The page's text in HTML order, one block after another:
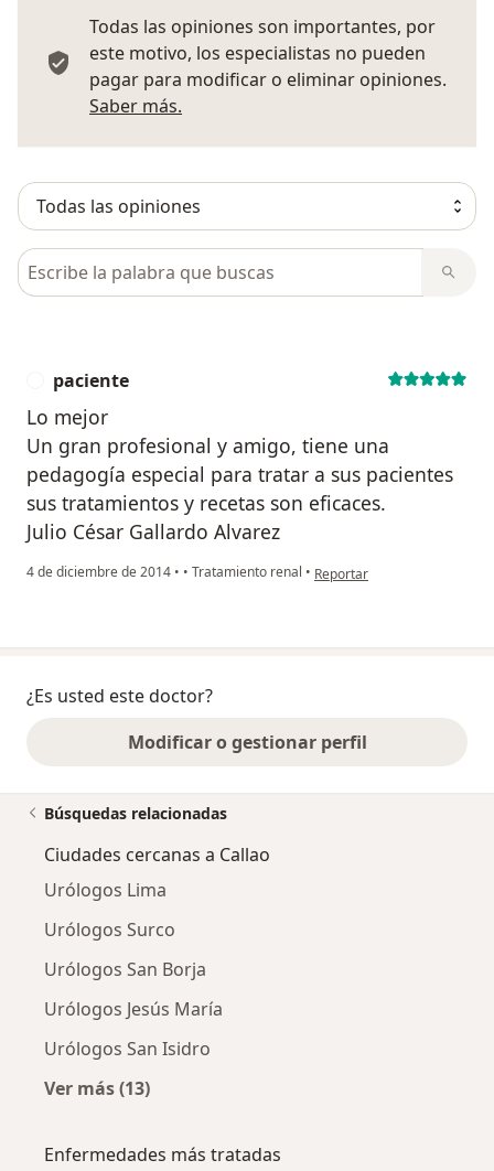
Todas las opiniones son importantes, por
este motivo, los especialistas no pueden
pagar para modificar o eliminar opiniones.
Saber más.
Busca en opiniones
paciente
Lo mejor
Un gran profesional y amigo, tiene una
pedagogía especial para tratar a sus pacientes
sus tratamientos y recetas son eficaces.
Julio César Gallardo Alvarez
4 de diciembre de 2014 • • Tratamiento renal • en opinión del usuario
Reportar
¿Es usted este doctor?
Modificar o gestionar perfil
Búsquedas relacionadas
Ciudades cercanas a Callao
Urólogos Lima
Urólogos Surco
Urólogos San Borja
Urólogos Jesús María
Urólogos San Isidro
Ver más (13)
Enfermedades más tratadas